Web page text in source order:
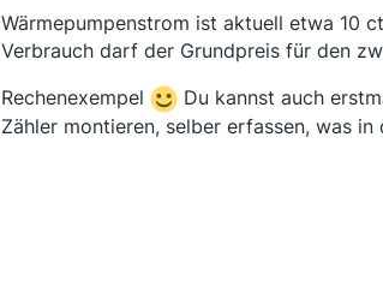
Wärmepumpenstrom ist aktuell etwa 10
Verbrauch darf der Grundpreis für den
Rechenexempel
Du kannst auch
Zähler montieren, selber erfassen, was in